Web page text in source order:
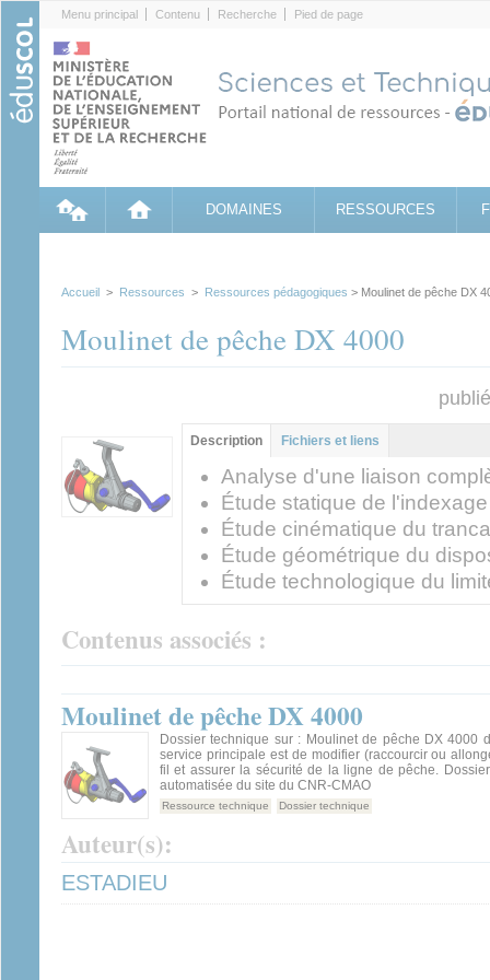
Menu principal Contenu Recherche Pied de page
DOMAINES RESSOURCES
Accueil > Ressources > Ressources pédagogiques > Moulinet de pêche DX
Moulinet de pêche DX 4000
Contenu principal
Description (onglet
actif)
Fichiers et liens
Analyse d'une liaison
Étude statique de
Étude cinématique du
Étude géométrique du
Étude technologique du
Contenus associés :
Moulinet de pêche DX 4000
Dossier technique sur : Moulinet de pêche DX 4000
service principale est de modifier (raccourcir ou
fil et assurer la sécurité de la ligne de pêche.
automatisée du site du CNR-CMAO
Ressource technique Dossier technique
Auteur(s):
ESTADIEU